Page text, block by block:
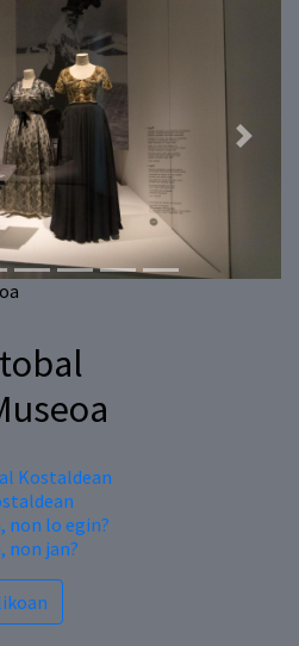
Next
Kostaldean
non lo egin?
non jan?